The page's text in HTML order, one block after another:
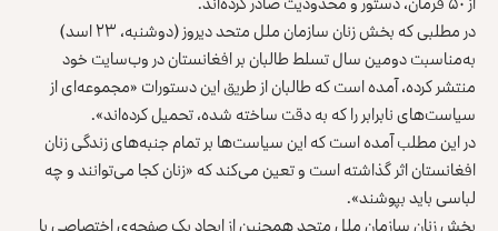
در مطلبی که بخش زنان سازمان ملل متحد دیروز (دوشنبه، ۲۳ اسد)
به‌مناسبت دومین سال تسلط طالبان بر افغانستان در وب‌سایت خود
منتشر کرده، آمده است که طالبان از طریق این دستورات «مجموعه‌ای از
سیاست‌های نابرابر را که به دقت ساخته شده، تحمیل کرده‌اند».
در این مطلب آمده است که این سیاست‌ها بر تمام جنبه‌های زندگی زنان
افغانستان اثر گذاشته است و تعین می‌کند که «زنان کجا می‌توانند و چه
لباسی باید بپوشند».